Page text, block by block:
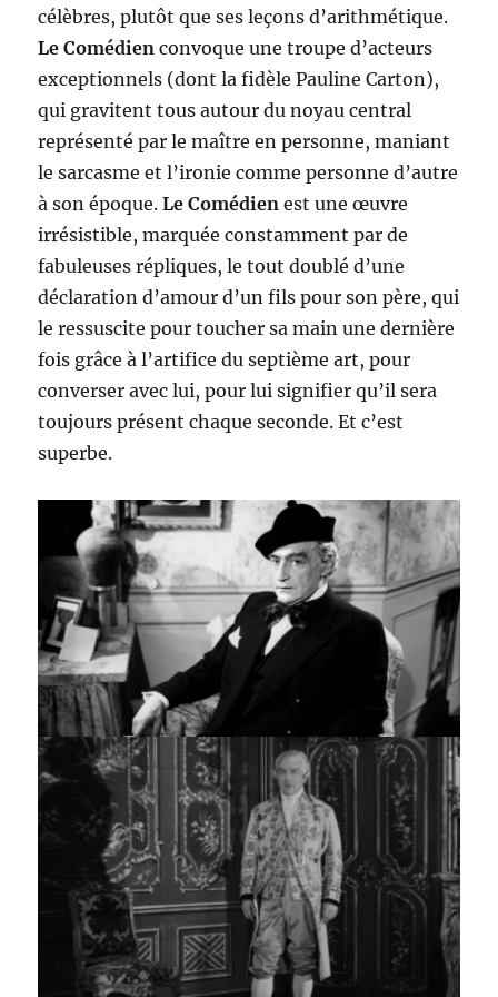
célèbres, plutôt que ses leçons d’arithmétique.
Le Comédien convoque une troupe d’acteurs
exceptionnels (dont la fidèle Pauline Carton),
qui gravitent tous autour du noyau central
représenté par le maître en personne, maniant
le sarcasme et l’ironie comme personne d’autre
à son époque.Le Comédien est une œuvre
irrésistible, marquée constamment par de
fabuleuses répliques, le tout doublé d’une
déclaration d’amour d’un fils pour son père, qui
le ressuscite pour toucher sa main une dernière
fois grâce à l’artifice du septième art, pour
converser avec lui, pour lui signifier qu’il sera
toujours présent chaque seconde. Et c’est
superbe.